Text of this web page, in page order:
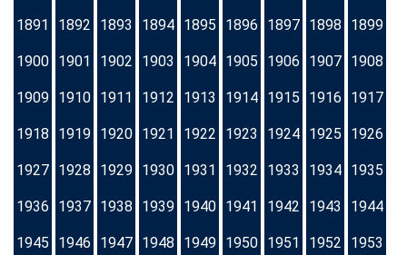
1891 1892 1893 1894 1895 1896 1897 1898 1899
1900 1901 1902 1903 1904 1905 1906 1907 1908
1909 1910 1911 1912 1913 1914 1915 1916 1917
1918 1919 1920 1921 1922 1923 1924 1925 1926
1927 1928 1929 1930 1931 1932 1933 1934 1935
1936 1937 1938 1939 1940 1941 1942 1943 1944
1945 1946 1947 1948 1949 1950 1951 1952 1953